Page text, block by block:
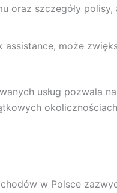
oraz szczegóły polisy,
może
usług pozwala na
w Polsce